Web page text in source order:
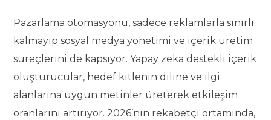
Pazarlama otomasyonu, sadece reklamlarla sınırlı
kalmayıp sosyal medya yönetimi ve içerik üretim
süreçlerini de kapsıyor. Yapay zeka destekli içerik
oluşturucular, hedef kitlenin diline ve ilgi
alanlarına uygun metinler üreterek etkileşim
oranlarını artırıyor. 2026’nın rekabetçi ortamında,